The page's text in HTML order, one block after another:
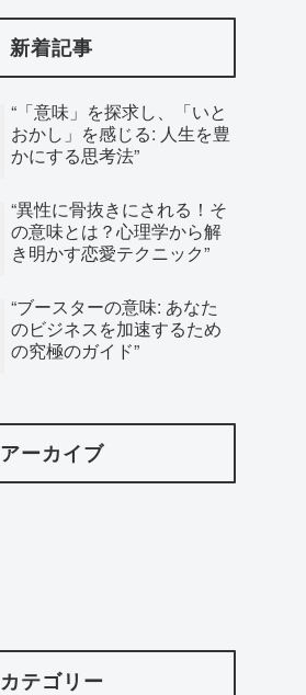
新着記事
“「意味」を探求し、「いと
おかし」を感じる: 人生を豊
かにする思考法”
“異性に骨抜きにされる！そ
の意味とは？心理学から解
き明かす恋愛テクニック”
“ブースターの意味: あなた
のビジネスを加速するため
の究極のガイド”
アーカイブ
カテゴリー